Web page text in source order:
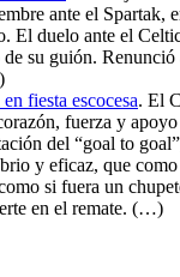
ante el
El duelo ante el
su guión. Renunció
fiesta escocesa. El
fuerza y
del “goal to
y eficaz, que
si fuera un
en el remate. (…)